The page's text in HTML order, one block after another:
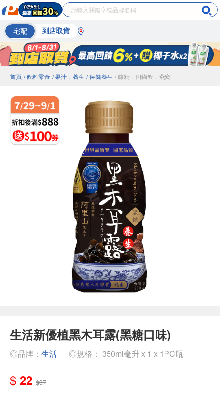
宅配 到店取貨
首頁 / 飲料零食 / 果汁．養生 / 保健養生 / 雞精．四物飲．燕窩
生活新優植黑木耳露(黑糖口味)
◎品牌： 生活 ◎規格： 350ml毫升 x 1 x 1PC瓶
$ 22 $37